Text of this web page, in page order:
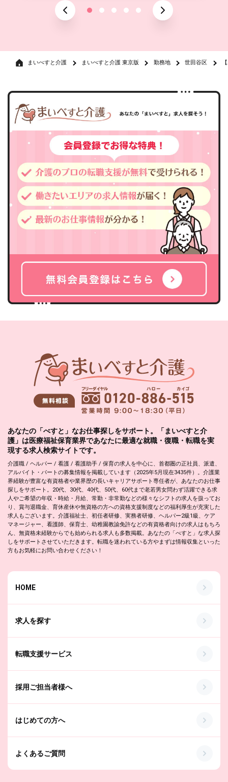
まいべすと介護 まいべすと介護 東京版 勤務地 世田谷区
あなたの「べすと」なお仕事探しをサポート。「まいべすと介
護」は医療福祉保育業界であなたに最適な就職・復職・転職を実
現する求人検索サイトです。
介護職 / ヘルパー / 看護 / 看護助手 / 保育の求人を中心に、首都圏の正社員、派遣、
アルバイト・パートの募集情報を掲載しています（2025年5月現在3435件）。介護業
界経験が豊富な有資格者や業界歴の長いキャリアサポート専任者が、あなたのお仕事
探しをサポート。20代、30代、40代、50代、60代まで老若男女問わず活躍できる求
人やご希望の年収・時給・月給、常勤・非常勤などの様々なシフトの求人を扱ってお
り、賞与退職金、育休産休や無資格の方への資格支援制度などの福利厚生が充実した
求人もございます。介護福祉士、初任者研修、実務者研修、ヘルパー2級1級、ケア
マネージャー、看護師、保育士、幼稚園教諭免許などの有資格者向けの求人はもちろ
ん、無資格未経験からでも始められる求人も多数掲載。あなたの「べすと」な求人探
しをサポートさせていただきます。転職を迷われている方やまずは情報収集といった
方もお気軽にお問い合わせください！
HOME
求人を探す
転職支援サービス
採用ご担当者様へ
はじめての方へ
よくあるご質問